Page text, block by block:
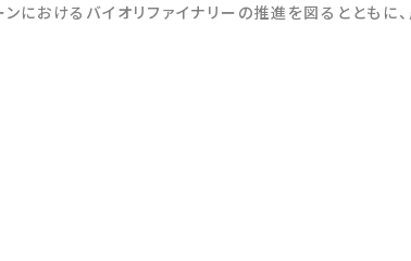
におけるバイオリファイナリーの推進を図るとともに